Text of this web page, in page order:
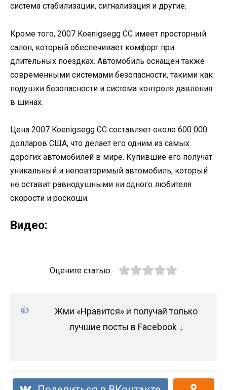
система стабилизации, сигнализация и другие.
Кроме того, 2007 Koenigsegg CC имеет просторный
салон, который обеспечивает комфорт при
длительных поездках. Автомобиль оснащен также
современными системами безопасности, такими как
подушки безопасности и система контроля давления
в шинах.
Цена 2007 Koenigsegg CC составляет около 600 000
долларов США, что делает его одним из самых
дорогих автомобилей в мире. Купившие его получат
уникальный и неповторимый автомобиль, который
не оставит равнодушными ни одного любителя
скорости и роскоши.
Видео:
Оцените статью
Жми «Нравится» и получай только
лучшие посты в Facebook ↓